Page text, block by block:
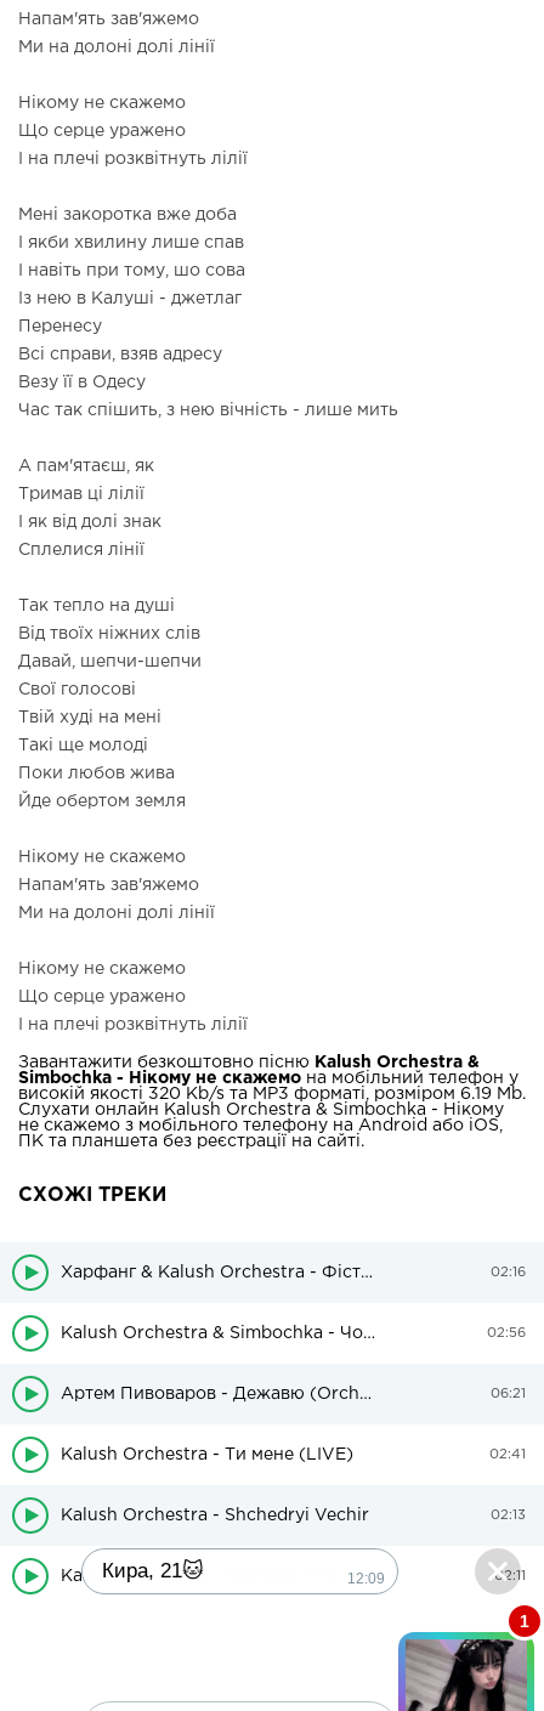
Напам'ять зав'яжемо
Ми на долоні долі лінії
Нікому не скажемо
Що серце уражено
І на плечі розквітнуть лілії
Мені закоротка вже доба
І якби хвилину лише спав
І навіть при тому, шо сова
Із нею в Калуші - джетлаг
Перенесу
Всі справи, взяв адресу
Везу її в Одесу
Час так спішить, з нею вічність - лише мить
А пам'ятаєш, як
Тримав ці лілії
І як від долі знак
Сплелися лінії
Так тепло на душі
Від твоїх ніжних слів
Давай, шепчи-шепчи
Свої голосові
Твій худі на мені
Такі ще молоді
Поки любов жива
Йде обертом земля
Нікому не скажемо
Напам'ять зав'яжемо
Ми на долоні долі лінії
Нікому не скажемо
Що серце уражено
І на плечі розквітнуть лілії
Завантажити безкоштовно пісню
Kalush Orchestra &
Simbochka - Нікому не скажемо на мобільний телефон у
високій якості 320 Kb/s та MP3 форматі, розміром 6.19 Mb.
Слухати онлайн Kalush Orchestra & Simbochka - Нікому
не скажемо з мобільного телефону на Android або iOS,
ПК та планшета без реєстрації на сайті.
СХОЖІ ТРЕКИ
Харфанг & Kalush Orchestra - Фісташки 02:16
Kalush Orchestra & Simbochka - Чому 02:56
Артем Пивоваров - Дежавю (Orchestra Live) 06:21
Kalush Orchestra - Ти мене (LIVE) 02:41
Kalush Orchestra - Shchedryi Vechir 02:13
Kalush Orchestra - Stefania (Max Sky Radio Remix) 02:11
Кира, 21🐱 12:09
1